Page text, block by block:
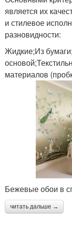
является их
и стилевое
разновидности:
Жидкие;Из
материалов
Бежевые обои в
читать дальше →